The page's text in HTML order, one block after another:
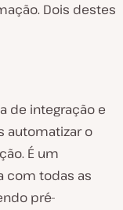
Dois destes
de integração e
automatizar o
É um
com todas as
pré-